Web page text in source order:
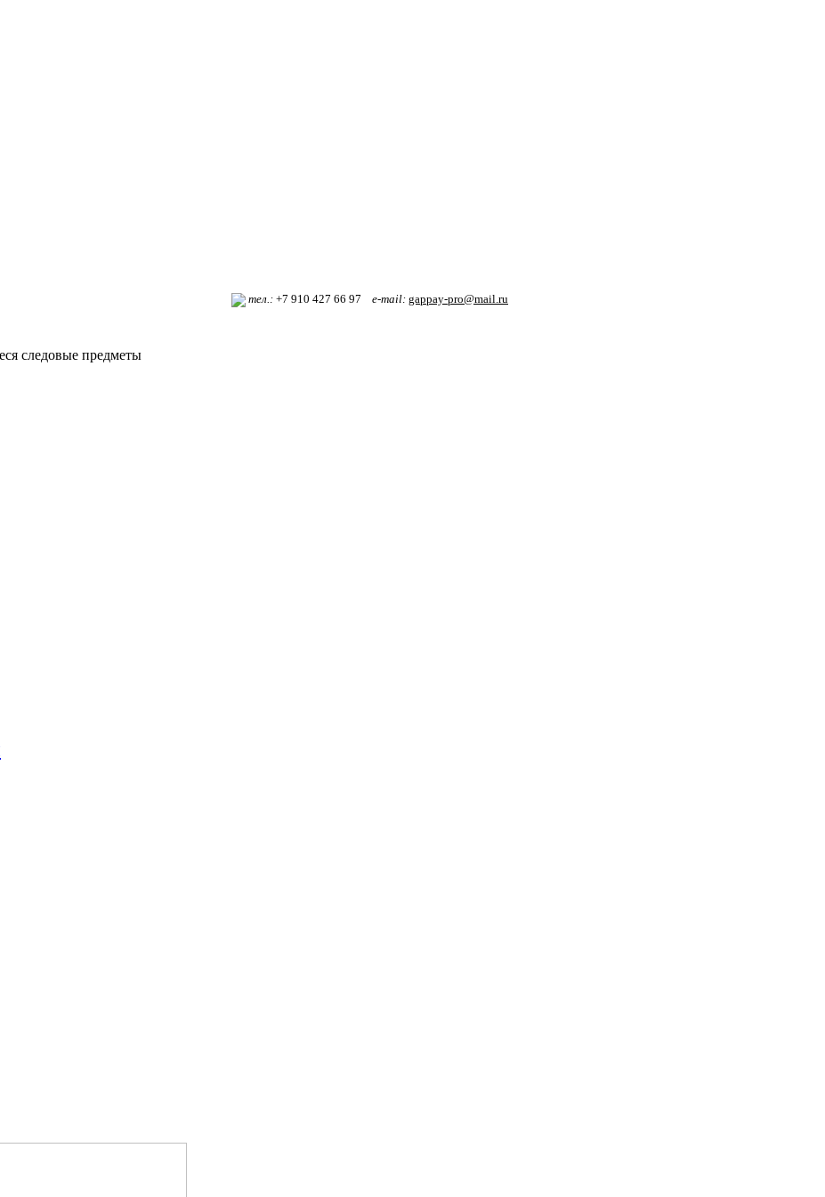
тел.: +7 910 427 66 97 e-mail: gappay-pro@mail.ru
следовые предметы